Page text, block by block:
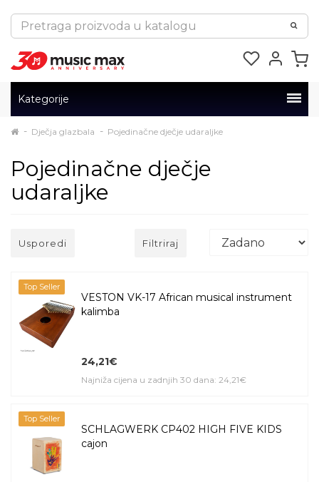
Kategorije
Dječja glazbala Pojedinačne dječje udaraljke
Pojedinačne dječje
udaraljke
Usporedi Filtriraj
Top Seller
VESTON VK-17 African musical instrument
kalimba
24,21€
Najniža cijena u zadnjih 30 dana: 24,21€
Top Seller
SCHLAGWERK CP402 HIGH FIVE KIDS
cajon